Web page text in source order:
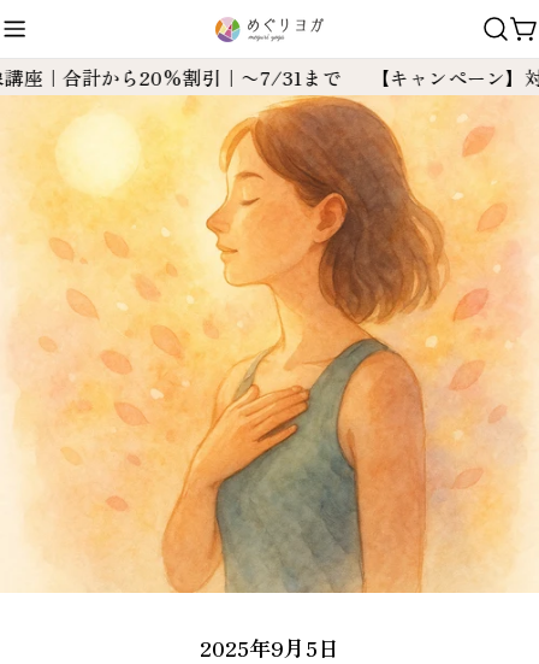
コ
ン
テ
キ
合計から20%割引｜〜7/31まで 【キャンペーン】対象
2025年9月5日